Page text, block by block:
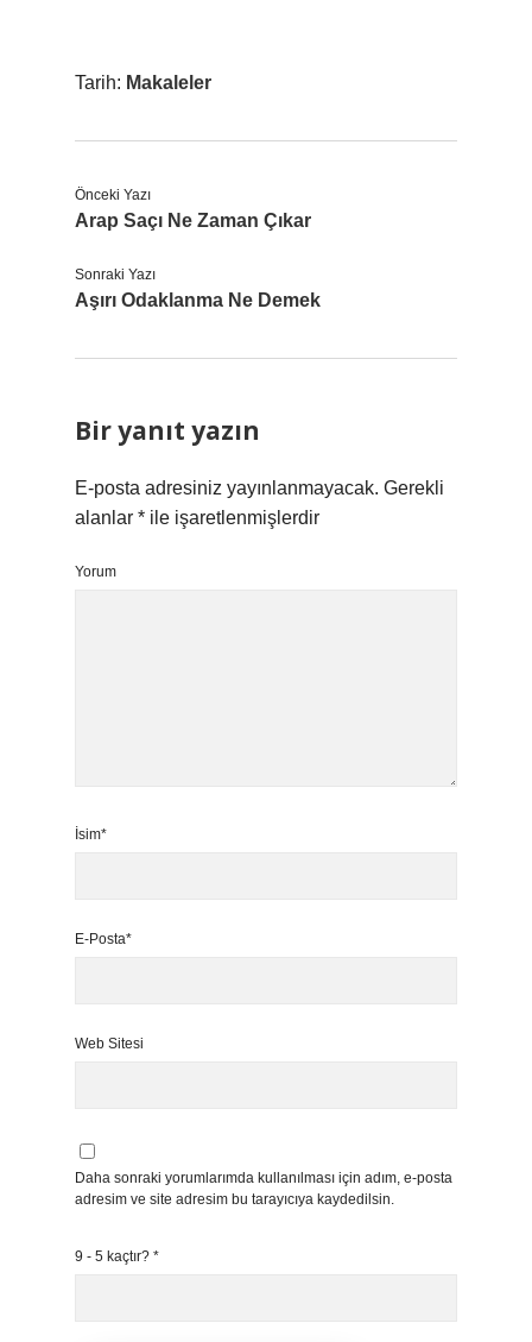
Tarih: Makaleler
Önceki Yazı
Arap Saçı Ne Zaman Çıkar
Sonraki Yazı
Aşırı Odaklanma Ne Demek
Bir yanıt yazın
E-posta adresiniz yayınlanmayacak. Gerekli
alanlar * ile işaretlenmişlerdir
Yorum
İsim*
E-Posta*
Web Sitesi
Daha sonraki yorumlarımda kullanılması için adım, e-posta
adresim ve site adresim bu tarayıcıya kaydedilsin.
9 - 5 kaçtır? *